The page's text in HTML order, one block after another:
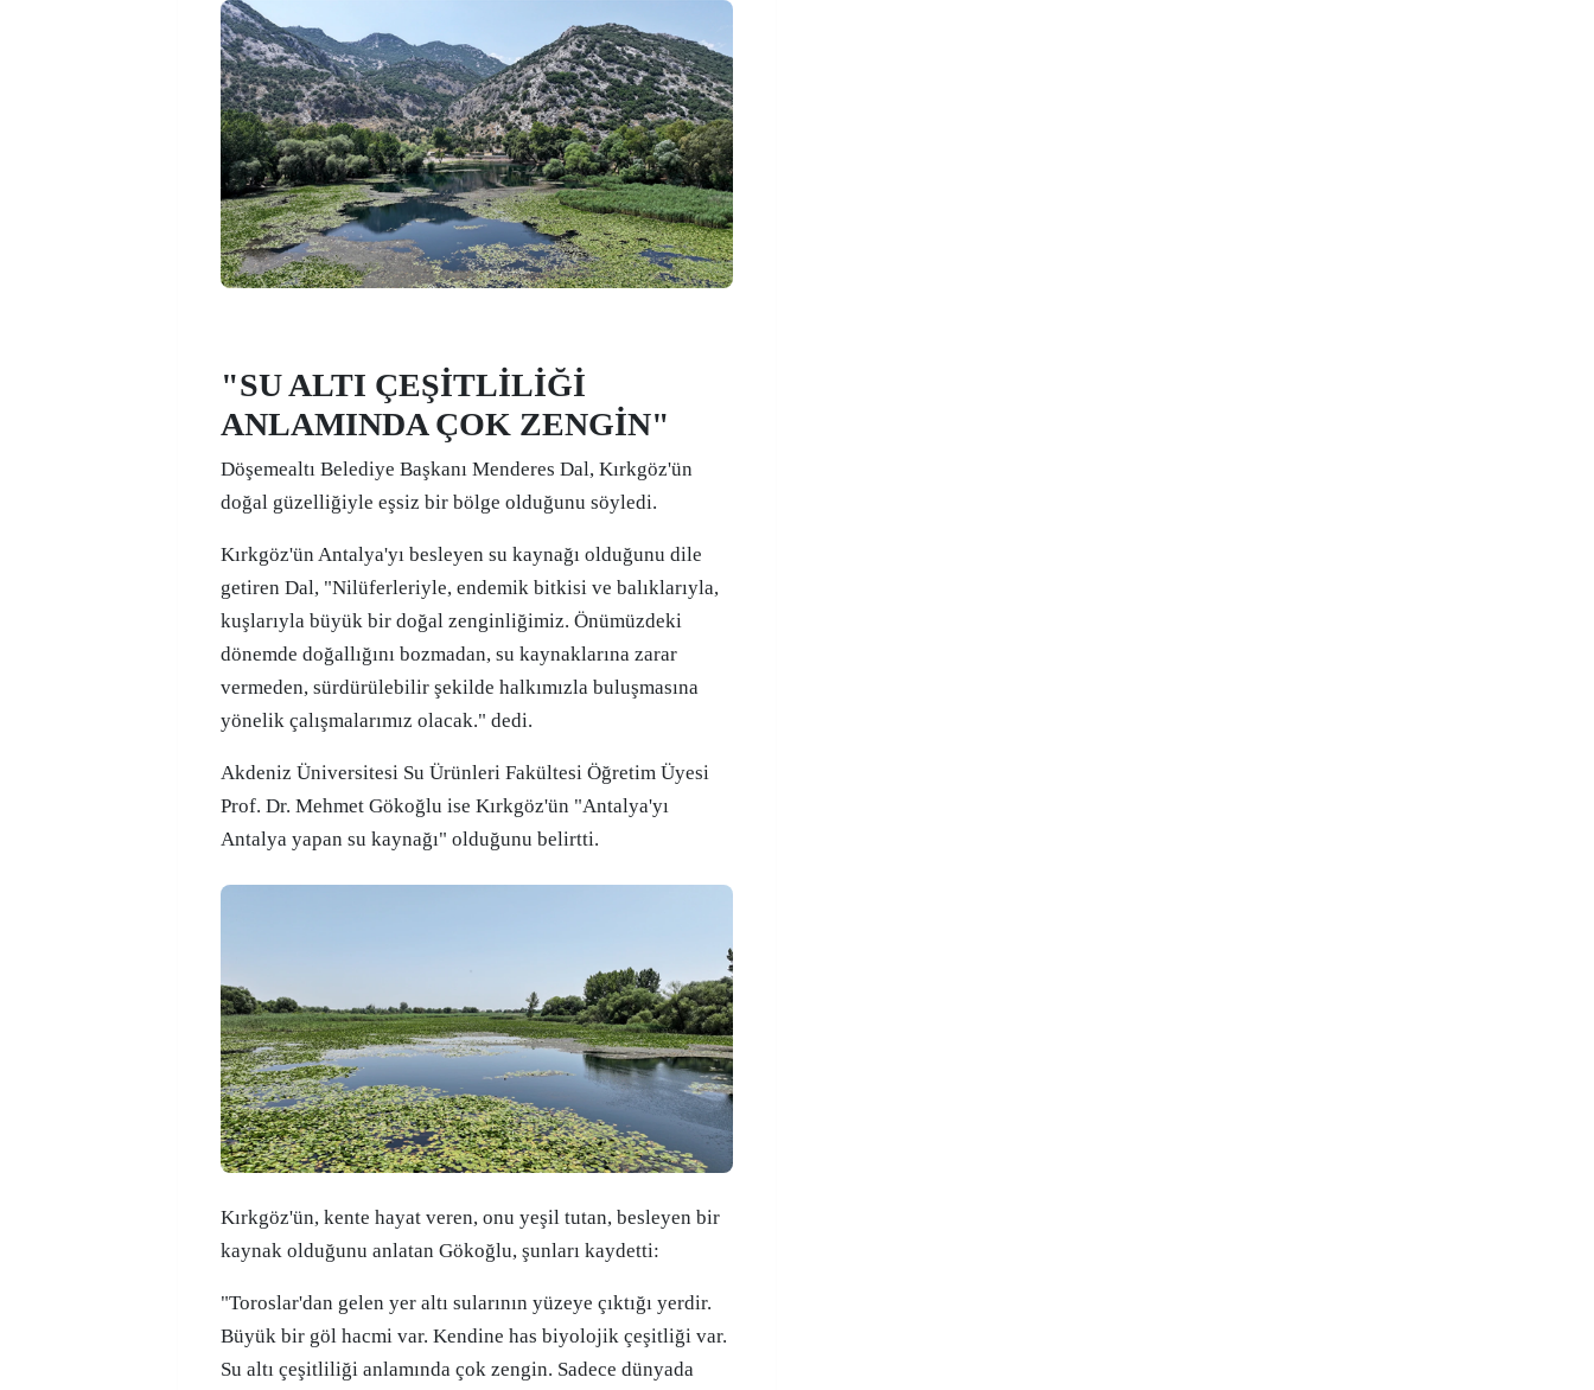
"SU ALTI ÇEŞİTLİLİĞİ
ANLAMINDA ÇOK ZENGİN"
Döşemealtı Belediye Başkanı Menderes Dal, Kırkgöz'ün
doğal güzelliğiyle eşsiz bir bölge olduğunu söyledi.
Kırkgöz'ün Antalya'yı besleyen su kaynağı olduğunu dile
getiren Dal, "Nilüferleriyle, endemik bitkisi ve balıklarıyla,
kuşlarıyla büyük bir doğal zenginliğimiz. Önümüzdeki
dönemde doğallığını bozmadan, su kaynaklarına zarar
vermeden, sürdürülebilir şekilde halkımızla buluşmasına
yönelik çalışmalarımız olacak." dedi.
Akdeniz Üniversitesi Su Ürünleri Fakültesi Öğretim Üyesi
Prof. Dr. Mehmet Gökoğlu ise Kırkgöz'ün "Antalya'yı
Antalya yapan su kaynağı" olduğunu belirtti.
Kırkgöz'ün, kente hayat veren, onu yeşil tutan, besleyen bir
kaynak olduğunu anlatan Gökoğlu, şunları kaydetti:
"Toroslar'dan gelen yer altı sularının yüzeye çıktığı yerdir.
Büyük bir göl hacmi var. Kendine has biyolojik çeşitliği var.
Su altı çeşitliliği anlamında çok zengin. Sadece dünyada